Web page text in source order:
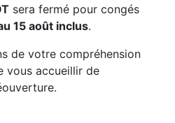
sera fermé pour congés
15 août inclus.
de votre compréhension
vous accueillir de
nous